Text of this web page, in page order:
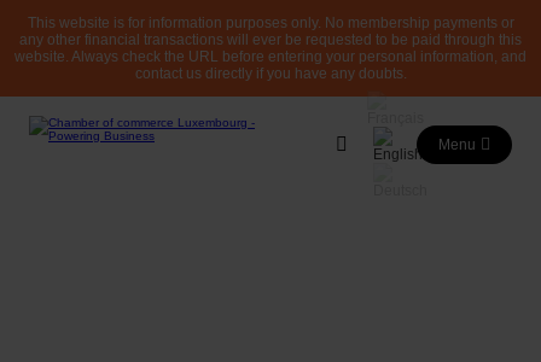
This website is for information purposes only. No membership payments or
any other financial transactions will ever be requested to be paid through this
website. Always check the URL before entering your personal information, and
contact us directly if you have any doubts.
Menu